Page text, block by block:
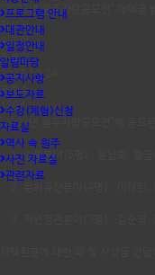
프로그램 안내
대관안내
일정안내
알림마당
공지사항
보도자료
수강(체험)신청
자료실
역사 속 원주
사진 자료실
관련자료
"2023년 원주자랑공모전" 채택글
작성자
원주얼
등록일
2023.12.24
조회수
1294
"2023년 원주자랑공모전"에 응모
1. 인물분야(5명) : 윤남희, 황금